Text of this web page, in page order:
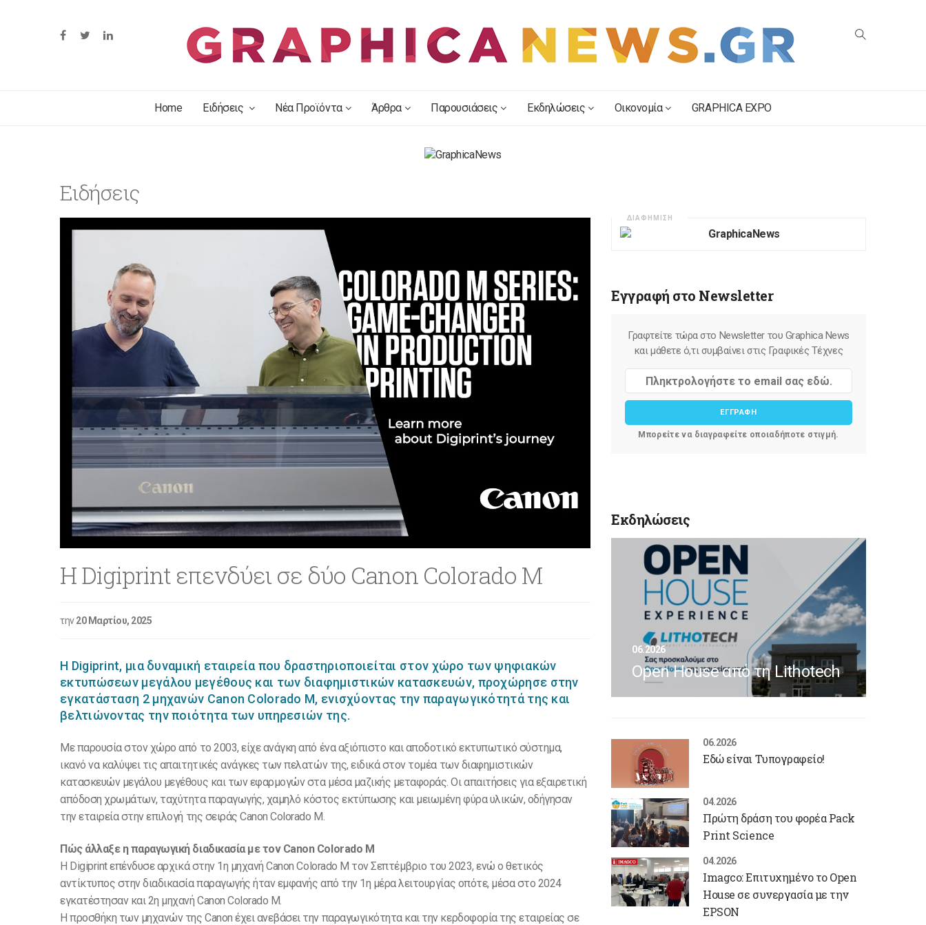
Home Ειδήσεις Νέα Προϊόντα Άρθρα Παρουσιάσεις Εκδηλώσεις Οικονομία GRAPHICA EXPO
Ειδήσεις
Η Digiprint επενδύει σε δύο Canon Colorado M
την20 Μαρτίου, 2025
Η Digiprint, μια δυναμική εταιρεία που δραστηριοποιείται στον χώρο των ψηφιακών
εκτυπώσεων μεγάλου μεγέθους και των διαφημιστικών κατασκευών, προχώρησε στην
εγκατάσταση 2 μηχανών Canon Colorado M, ενισχύοντας την παραγωγικότητά της και
βελτιώνοντας την ποιότητα των υπηρεσιών της.
Με παρουσία στον χώρο από το 2003, είχε ανάγκη από ένα αξιόπιστο και αποδοτικό εκτυπωτικό σύστημα,
ικανό να καλύψει τις απαιτητικές ανάγκες των πελατών της, ειδικά στον τομέα των διαφημιστικών
κατασκευών μεγάλου μεγέθους και των εφαρμογών στα μέσα μαζικής μεταφοράς. Οι απαιτήσεις για εξαιρετική
απόδοση χρωμάτων, ταχύτητα παραγωγής, χαμηλό κόστος εκτύπωσης και μειωμένη φύρα υλικών, οδήγησαν
την εταιρεία στην επιλογή της σειράς Canon Colorado M.
Πώς άλλαξε η παραγωγική διαδικασία με τον Canon Colorado M
Η Digiprint επένδυσε αρχικά στην 1η μηχανή Canon Colorado M τον Σεπτέμβριο του 2023, ενώ ο θετικός
αντίκτυπος στην διαδικασία παραγωγής ήταν εμφανής από την 1η μέρα λειτουργίας οπότε, μέσα στο 2024
εγκατέστησαν και 2η μηχανή Canon Colorado M.
Η προσθήκη των μηχανών της Canon έχει ανεβάσει την παραγωγικότητα και την κερδοφορία της εταιρείας σε
ΔΙΑΦΗΜΙΣΗ
Εγγραφή στο Newsletter
Γραφτείτε τώρα στο Newsletter του Graphica News
και μάθετε ό,τι συμβαίνει στις Γραφικές Τέχνες
ΕΓΓΡΑΦΗ
Μπορείτε να διαγραφείτε οποιαδήποτε στιγμή.
Εκδηλώσεις
06.2026
Open House από τη Lithotech
06.2026
Εδώ είναι Τυπογραφείο!
04.2026
Πρώτη δράση του φορέα Pack
Print Science
04.2026
Imagco: Επιτυχημένο το Open
House σε συνεργασία με την
EPSON